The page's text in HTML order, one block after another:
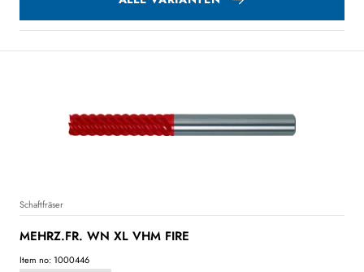
Schaftfräser
MEHRZ.FR. WN XL VHM FIRE
Item no: 1000446